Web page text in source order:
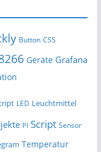
Button CSS
Geräte Grafana
LED Leuchtmittel
PI Script Sensor
Temperatur